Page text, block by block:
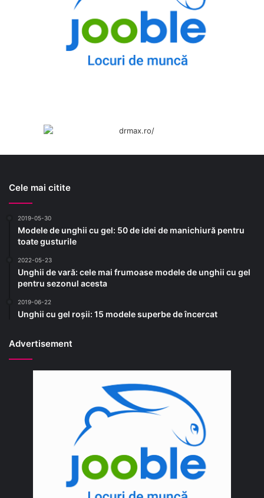
Cele mai citite
2019-05-30
Modele de unghii cu gel: 50 de idei de manichiură pentru
toate gusturile
2022-05-23
Unghii de vară: cele mai frumoase modele de unghii cu gel
pentru sezonul acesta
2019-06-22
Unghii cu gel roșii: 15 modele superbe de încercat
Advertisement